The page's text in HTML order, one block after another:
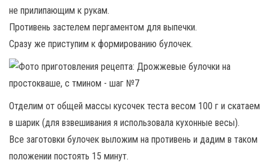
не прилипающим к рукам.
Противень застелем пергаментом для выпечки.
Сразу же приступим к формированию булочек.
Отделим от общей массы кусочек теста весом 100 г и скатаем
в шарик (для взвешивания я использовала кухонные весы).
Все заготовки булочек выложим на противень и дадим в таком
положении постоять 15 минут.